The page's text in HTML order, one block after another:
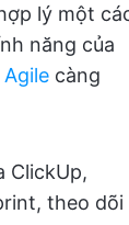
lý một
năng của
càng
ClickUp,
theo dõi